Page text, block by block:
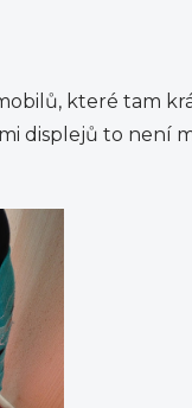
které tam
displejů to není